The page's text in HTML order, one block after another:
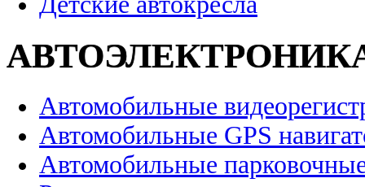
Автомобильные
Автомобильные GPS
Автомобильные